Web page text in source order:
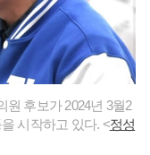
원 후보가 2024년 3월2
시작하고 있다. <정성